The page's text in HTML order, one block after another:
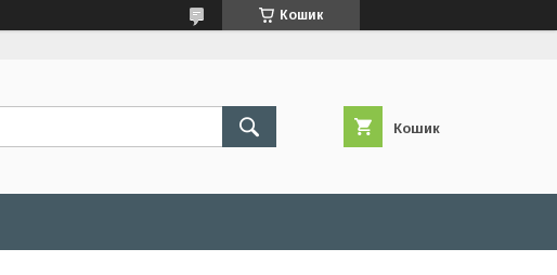
Кошик
Кошик